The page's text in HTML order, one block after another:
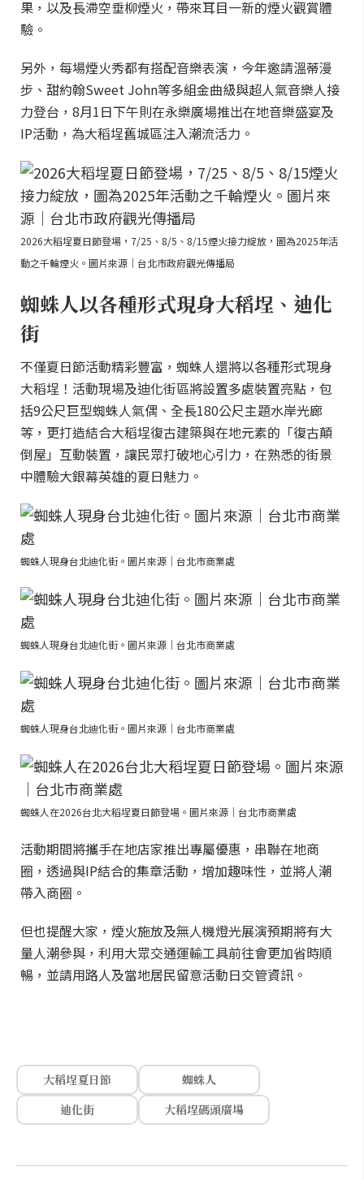
果，以及長滯空垂柳煙火，帶來耳目一新的煙火觀賞體
驗。
另外，每場煙火秀都有搭配音樂表演，今年邀請溫蒂漫
步、甜約翰Sweet John等多組金曲級與超人氣音樂人接
力登台，8月1日下午則在永樂廣場推出在地音樂盛宴及
IP活動，為大稻埕舊城區注入潮流活力。
2026大稻埕夏日節登場，7/25、8/5、8/15煙火接力綻放，圖為2025年活
動之千輪煙火。圖片來源｜台北市政府觀光傳播局
蜘蛛人以各種形式現身大稻埕、迪化
街
不僅夏日節活動精彩豐富，蜘蛛人還將以各種形式現身
大稻埕！活動現場及迪化街區將設置多處裝置亮點，包
括9公尺巨型蜘蛛人氣偶、全長180公尺主題水岸光廊
等，更打造結合大稻埕復古建築與在地元素的「復古顛
倒屋」互動裝置，讓民眾打破地心引力，在熟悉的街景
中體驗大銀幕英雄的夏日魅力。
蜘蛛人現身台北迪化街。圖片來源｜台北市商業處
蜘蛛人現身台北迪化街。圖片來源｜台北市商業處
蜘蛛人現身台北迪化街。圖片來源｜台北市商業處
蜘蛛人在2026台北大稻埕夏日節登場。圖片來源｜台北市商業處
活動期間將攜手在地店家推出專屬優惠，串聯在地商
圈，透過與IP結合的集章活動，增加趣味性，並將人潮
帶入商圈。
但也提醒大家，煙火施放及無人機燈光展演預期將有大
量人潮參與，利用大眾交通運輸工具前往會更加省時順
暢，並請用路人及當地居民留意活動日交管資訊。
大稻埕夏日節
蜘蛛人
迪化街
大稻埕碼頭廣場